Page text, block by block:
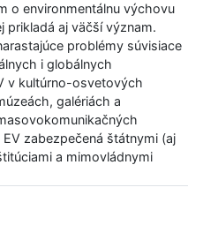
o environmentálnu výchovu
prikladá aj väčší význam.
problémy súvisiace
i globálnych
v kultúrno-osvetových
galériách a
zabezpečená štátnymi (aj
a mimovládnymi